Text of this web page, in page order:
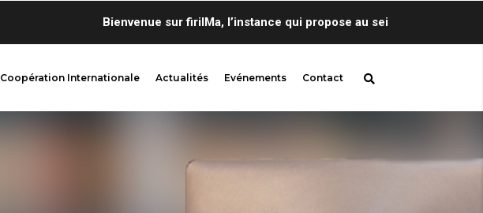
Bienvenue sur firilMa, l’instance qui propose au sein de Centre de
Coopération Internationale Actualités Evénements Contact